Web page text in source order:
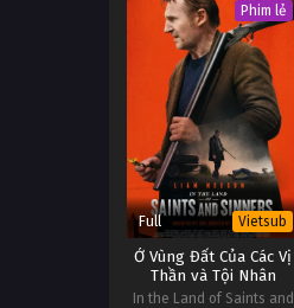
Phim lẻ
Full Vietsub
Ở Vùng Đất Của Các Vị
Thần và Tội Nhân
In the Land of Saints and